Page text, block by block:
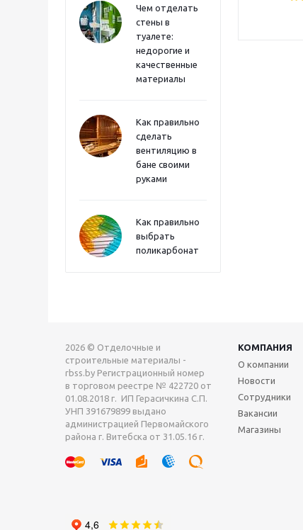
Чем отделать
стены в
туалете:
недорогие и
качественные
материалы
Как правильно
сделать
вентиляцию в
бане своими
руками
Как правильно
выбрать
поликарбонат
2026 © Отделочные и
строительные материалы -
rbss.by Регистрационный номер
в торговом реестре № 422720 от
01.08.2018 г. ИП Герасичкина С.П.
УНП 391679899 выдано
администрацией Первомайского
района г. Витебска от 31.05.16 г.
КОМПАНИЯ
О компании
Новости
Сотрудники
Вакансии
Магазины